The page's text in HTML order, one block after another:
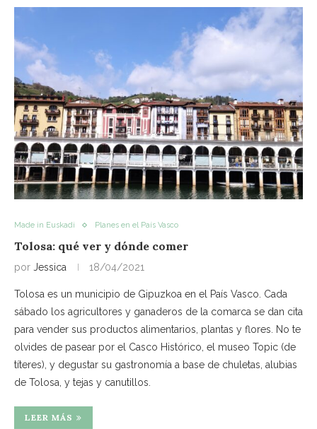
Made in Euskadi Planes en el País Vasco
Tolosa: qué ver y dónde comer
por Jessica 18/04/2021
Tolosa es un municipio de Gipuzkoa en el País Vasco. Cada
sábado los agricultores y ganaderos de la comarca se dan cita
para vender sus productos alimentarios, plantas y flores. No te
olvides de pasear por el Casco Histórico, el museo Topic (de
títeres), y degustar su gastronomía a base de chuletas, alubias
de Tolosa, y tejas y canutillos.
LEER MÁS